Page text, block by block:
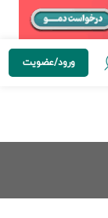
ورود/عضویت